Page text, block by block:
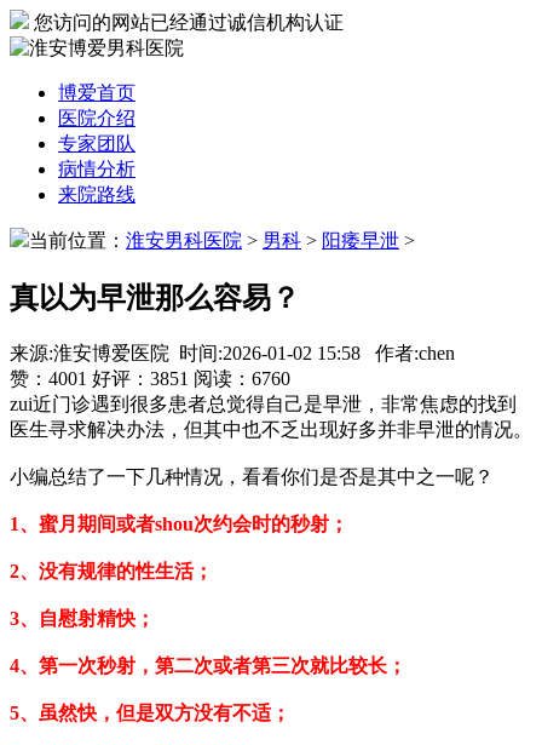
您访问的网站已经通过诚信机构认证
博爱首页
医院介绍
专家团队
病情分析
来院路线
当前位置： 淮安男科医院 > 男科 > 阳痿早泄 >
真以为早泄那么容易？
来源:淮安博爱医院 时间:2026-01-02 15:58 作者:chen
赞： 4001 好评： 3851 阅读： 6760
zui近门诊遇到很多患者总觉得自己是早泄，非常焦虑的找到
医生寻求解决办法，但其中也不乏出现好多并非早泄的情况。
小编总结了一下几种情况，看看你们是否是其中之一呢？
1、蜜月期间或者shou次约会时的秒射；
2、没有规律的性生活；
3、自慰射精快；
4、第一次秒射，第二次或者第三次就比较长；
5、虽然快，但是双方没有不适；